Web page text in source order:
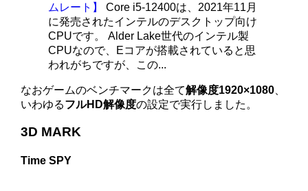
ムレート】
Core i5-12400は、2021年11月
に発売されたインテルのデスクトップ向け
CPUです。 Alder Lake世代のインテル製
CPUなので、Eコアが搭載されていると思
われがちですが、この...
なおゲームのベンチマークは全て解像度1920×1080
いわゆるフルHD解像度の設定で実行しました。
3D MARK
Time SPY